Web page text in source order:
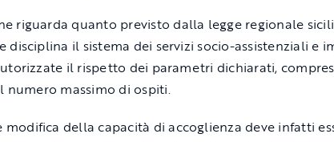
riguarda quanto previsto dalla legge regionale
disciplina il sistema dei servizi socio-assistenziali e
il rispetto dei parametri dichiarati,
numero massimo di ospiti.
modifica della capacità di accoglienza deve infatti